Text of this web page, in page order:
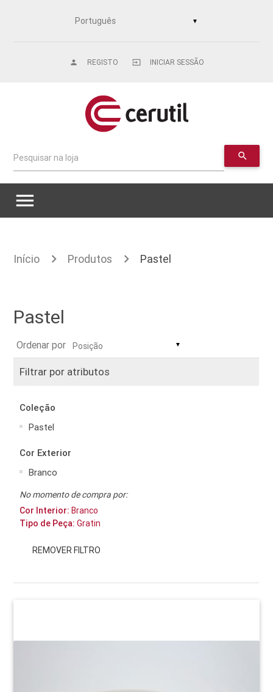
▼
REGISTO
person INICIAR SESSÃO
input
Pesquisar na loja search
menu
Início Produtos Pastel
Pastel
Ordenar por ▼
Filtrar por atributos
Coleção
Pastel
Cor Exterior
Branco
No momento de compra por:
Cor Interior: Branco
Tipo de Peça: Gratin
REMOVER FILTRO